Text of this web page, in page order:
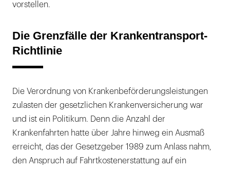
vorstellen.
Die Grenzfälle der Krankentransport-
Richtlinie
Die Verordnung von Krankenbeförderungsleistungen
zulasten der gesetzlichen Krankenversicherung war
und ist ein Politikum. Denn die Anzahl der
Krankenfahrten hatte über Jahre hinweg ein Ausmaß
erreicht, das der Gesetzgeber 1989 zum Anlass nahm,
den Anspruch auf Fahrtkostenerstattung auf ein